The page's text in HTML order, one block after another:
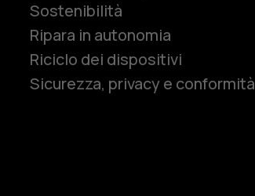
Sostenibilità
Ripara in autonomia
Riciclo dei dispositivi
Sicurezza, privacy e conformità